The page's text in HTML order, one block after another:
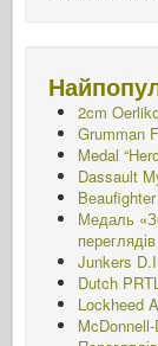
2cm
Grumman
Medal
Dassault
Медаль
Junkers
Dutch
Lockheed